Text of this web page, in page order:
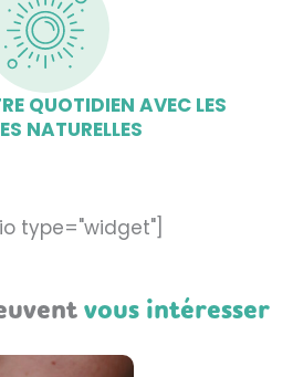
QUOTIDIEN AVEC LES
NATURELLES
type="widget"]
vous intéresser